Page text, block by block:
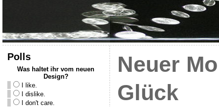
Polls
Was haltet ihr vom neuen
Design?
I like.
I dislike.
I don't care.
Neuer
Glück